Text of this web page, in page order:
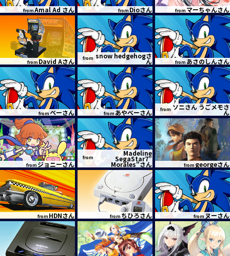
fromAmal Ad さん from Dioさん from マーちゃんさん
from David Aさん from snow hedgehogさ
ん from あさのしんさん
fromぺーさん from あやべーさん from ソニさん うごメモさ
ん
from ジョニーさん
from Madeline
SegaStar7"
Morales"さん from georgeさん
from HDNさん from ちひろさん from ヌーさん